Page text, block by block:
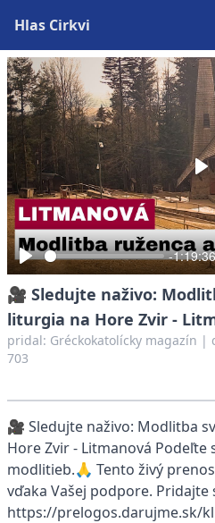
Hlas Cirkvi
Play
-1:19:36
🎥 Sledujte naživo:
liturgia na Hore Zvir -
pridal: Gréckokatolícky magazín |
703
🎥 Sledujte naživo: Modlitba
Hore Zvir - Litmanová Podeľte
modlitieb.🙏 Tento živý
vďaka Vašej podpore. Pridajte
https://prelogos.darujme.sk/